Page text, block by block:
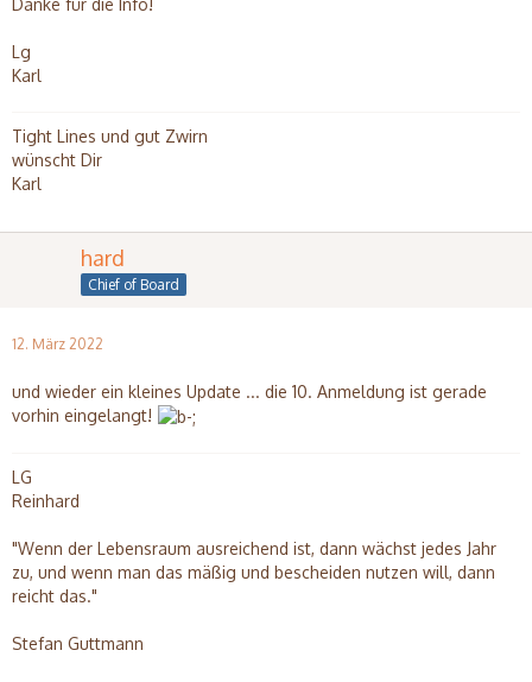
Lagerfeuer mit Grillerei an der Enns….
Bellyboat fahren…..
Lg
Karl
Tight Lines und gut Zwirn
wünscht Dir
Karl
hard
Chief of Board
12. März 2022
und wieder ein kleines Update ... die 10. Anmeldung ist gerade
vorhin eingelangt!
LG
Reinhard
"Wenn der Lebensraum ausreichend ist, dann wächst jedes Jahr
zu, und wenn man das mäßig und bescheiden nutzen will, dann
reicht das."
Stefan Guttmann